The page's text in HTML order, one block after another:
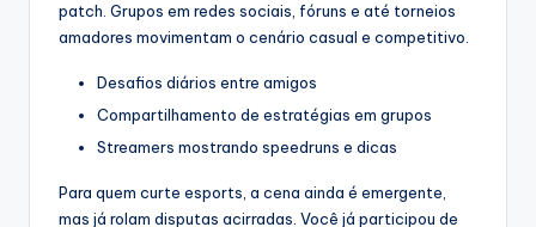
patch. Grupos em redes sociais, fóruns e até torneios
amadores movimentam o cenário casual e competitivo.
Desafios diários entre amigos
Compartilhamento de estratégias em grupos
Streamers mostrando speedruns e dicas
Para quem curte esports, a cena ainda é emergente,
mas já rolam disputas acirradas. Você já participou de